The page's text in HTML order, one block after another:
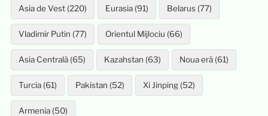
Asia de Vest (220) Eurasia (91) Belarus (77)
Vladimir Putin (77) Orientul Mijlociu (66)
Asia Centrală (65) Kazahstan (63) Noua eră (61)
Turcia (61) Pakistan (52) Xi Jinping (52)
Armenia (50)